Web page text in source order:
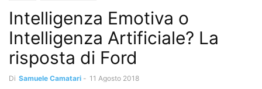
Intelligenza Emotiva o
Intelligenza Artificiale? La
risposta di Ford
Di Samuele Camatari - 11 Agosto 2018